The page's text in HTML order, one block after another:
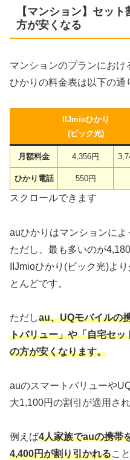
【マンション】セッ
方が安くなる
マンションのプランにおけ
ひかりの料金表は以下の通
IIJmioひかり
(ビック光)
月額料金 4,356円
ひかり電話 550円
スクロールできます
auひかりはマンションによ
ただし、最も多いのが
IIJmioひかり(ビック光)よ
とんどです。
ただしau、UQモバイルの
トバリュー」や「自宅セ
の方が安くなります。
auのスマートバリューや
大1,100円の割引が適用され
例えば4人家族でauの携帯
4,400円が割り引かれるこ